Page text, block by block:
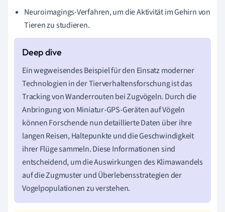
Neuroimagings-Verfahren, um die Aktivität im Gehirn von
Tieren zu studieren.
Ein wegweisendes Beispiel für den Einsatz moderner
Technologien in der Tierverhaltensforschung ist das
Tracking von Wanderrouten bei Zugvögeln. Durch die
Anbringung von Miniatur-GPS-Geräten auf Vögeln
können Forschende nun detaillierte Daten über ihre
langen Reisen, Haltepunkte und die Geschwindigkeit
ihrer Flüge sammeln. Diese Informationen sind
entscheidend, um die Auswirkungen des Klimawandels
auf die Zugmuster und Überlebensstrategien der
Vogelpopulationen zu verstehen.